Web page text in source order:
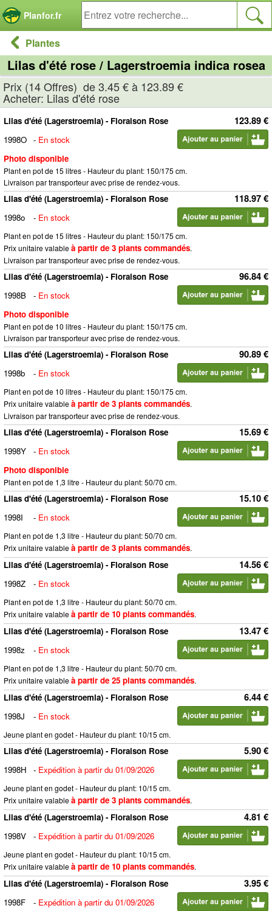
Planfor.fr
Plantes
Lilas d'été rose / Lagerstroemia indica rosea
Prix (14 Offres) de 3.45 € à 123.89 €
Acheter: Lilas d'été rose
123.89 €
Lilas d'été (Lagerstroemia) - Floraison Rose
1998O - En stock
Photo disponible
Plant en pot de 15 litres - Hauteur du plant: 150/175 cm.
Livraison par transporteur avec prise de rendez-vous.
118.97 €
Lilas d'été (Lagerstroemia) - Floraison Rose
1998o
- En stock
Plant en pot de 15 litres - Hauteur du plant: 150/175 cm.
Prix unitaire valableà partir de 3 plants commandés.
Livraison par transporteur avec prise de rendez-vous.
96.84 €
Lilas d'été (Lagerstroemia) - Floraison Rose
1998B
- En stock
Photo disponible
Plant en pot de 10 litres - Hauteur du plant: 150/175 cm.
Livraison par transporteur avec prise de rendez-vous.
90.89 €
Lilas d'été (Lagerstroemia) - Floraison Rose
1998b
- En stock
Plant en pot de 10 litres - Hauteur du plant: 150/175 cm.
Prix unitaire valableà partir de 3 plants commandés.
Livraison par transporteur avec prise de rendez-vous.
15.69 €
Lilas d'été (Lagerstroemia) - Floraison Rose
1998Y
- En stock
Photo disponible
Plant en pot de 1,3 litre - Hauteur du plant: 50/70 cm.
15.10 €
Lilas d'été (Lagerstroemia) - Floraison Rose
1998I
- En stock
Plant en pot de 1,3 litre - Hauteur du plant: 50/70 cm.
Prix unitaire valableà partir de 3 plants commandés.
14.56 €
Lilas d'été (Lagerstroemia) - Floraison Rose
1998Z
- En stock
Plant en pot de 1,3 litre - Hauteur du plant: 50/70 cm.
Prix unitaire valableà partir de 10 plants commandés.
13.47 €
Lilas d'été (Lagerstroemia) - Floraison Rose
1998z
- En stock
Plant en pot de 1,3 litre - Hauteur du plant: 50/70 cm.
Prix unitaire valableà partir de 25 plants commandés.
6.44 €
Lilas d'été (Lagerstroemia) - Floraison Rose
1998J
- En stock
Jeune plant en godet - Hauteur du plant: 10/15 cm.
5.90 €
Lilas d'été (Lagerstroemia) - Floraison Rose
1998H
- Expédition à partir du 01/09/2026
Jeune plant en godet - Hauteur du plant: 10/15 cm.
Prix unitaire valableà partir de 3 plants commandés.
4.81 €
Lilas d'été (Lagerstroemia) - Floraison Rose
1998V
- Expédition à partir du 01/09/2026
Jeune plant en godet - Hauteur du plant: 10/15 cm.
Prix unitaire valableà partir de 10 plants commandés.
3.95 €
Lilas d'été (Lagerstroemia) - Floraison Rose
1998F
- Expédition à partir du 01/09/2026
Panneau de gestion des cookies